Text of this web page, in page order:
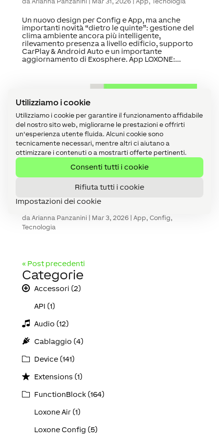
Utilizziamo i cookie
Utilizziamo i cookie per garantire il funzionamento affidabile
del nostro sito web, migliorarne le prestazioni e offrirti
un'esperienza utente fluida. Alcuni cookie sono
tecnicamente necessari, mentre altri ci aiutano a
ottimizzare i contenuti o a mostrarti offerte pertinenti.
Consenti tutti i cookie
Rifiuta tutti i cookie
Impostazioni dei cookie
Un nuovo design per Config e App, ma anche
importanti novità “dietro le quinte”: gestione del
clima ambiente ancora più intelligente,
rilevamento presenza a livello edificio, supporto
CarPlay & Android Auto e un importante
aggiornamento di Exosphere. App LOXONE:...
Door Lock Air: l’accesso intelligente senza
da Arianna Panzanini| Mar 3, 2026| App, Config,
Tecnologia
« Post precedenti
Categorie
Accessori (2)
API (1)
Audio (12)
Cablaggio (4)
Device (141)
Extensions (1)
FunctionBlock (164)
Loxone Air (1)
Loxone Config (5)